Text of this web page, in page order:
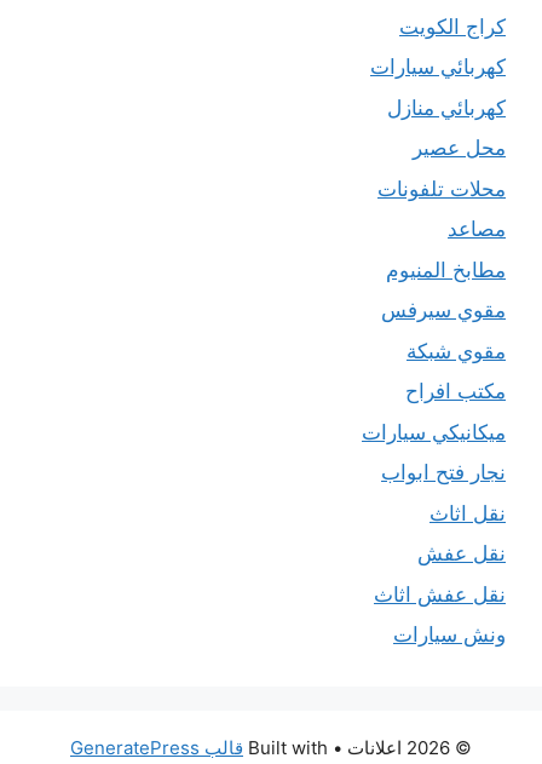
كراج الكويت
كهربائي سيارات
كهربائي منازل
محل عصير
محلات تلفونات
مصاعد
مطابخ المنيوم
مقوي سيرفس
مقوي شبكة
مكتب افراح
ميكانيكي سيارات
نجار فتح ابواب
نقل اثاث
نقل عفش
نقل عفش اثاث
ونش سيارات
© 2026 اعلانات • Built with قالب GeneratePress